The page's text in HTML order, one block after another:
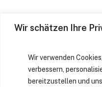
Wir schätzen Ihre
Wir verwenden
verbessern,
bereitzustellen und